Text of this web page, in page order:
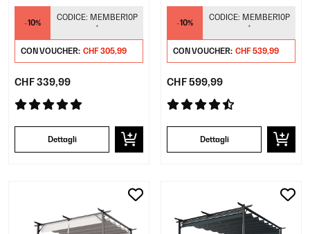
-10%
CODICE: MEMBER10P
*
CON VOUCHER: CHF 305,99
CHF 339,99
Dettagli
-10%
CODICE: MEMBER10P
*
CON VOUCHER: CHF 539,99
CHF 599,99
Dettagli